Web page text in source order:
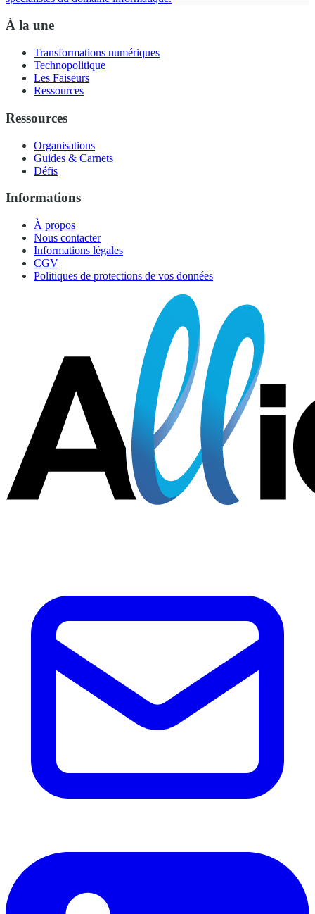
À la une
Transformations numériques
Technopolitique
Les Faiseurs
Ressources
Ressources
Organisations
Guides & Carnets
Défis
Informations
À propos
Nous contacter
Informations légales
CGV
Politiques de protections de vos données